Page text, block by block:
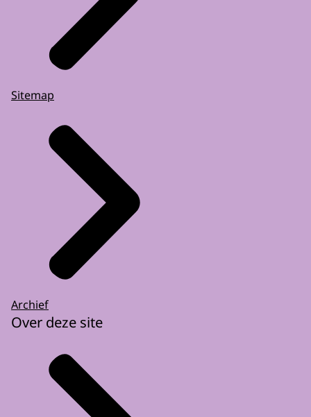
Sitemap
Archief
Over deze site